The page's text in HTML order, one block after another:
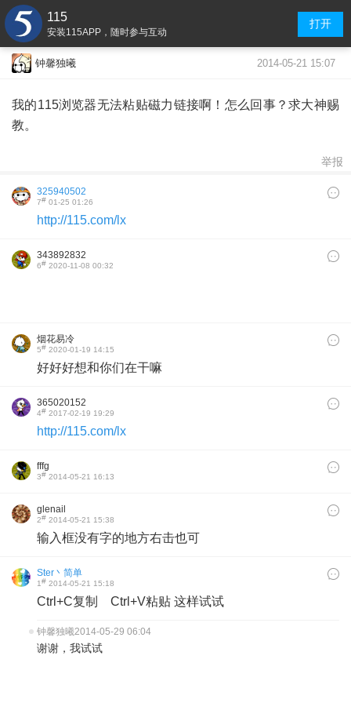
115
安装115APP，随时参与互动
打开
钟馨独曦 2014-05-21 15:07
我的115浏览器无法粘贴磁力链接啊！怎么回事？求大神赐
教。
举报
325940502
7# 01-25 01:26
http://115.com/lx
343892832
6# 2020-11-08 00:32
烟花易冷
5# 2020-01-19 14:15
好好好想和你们在干嘛
365020152
4# 2017-02-19 19:29
http://115.com/lx
fffg
3# 2014-05-21 16:13
glenail
2# 2014-05-21 15:38
输入框没有字的地方右击也可
Ster丶简单
1# 2014-05-21 15:18
Ctrl+C复制 Ctrl+V粘贴 这样试试
钟馨独曦2014-05-29 06:04
谢谢，我试试